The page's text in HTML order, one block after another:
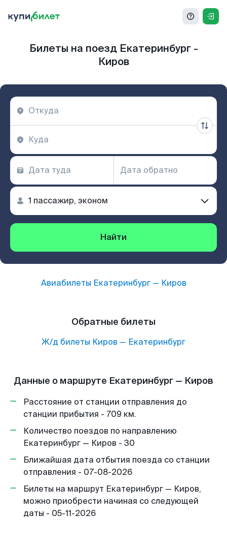
Билеты на поезд Екатеринбург -
Киров
Найти
Авиабилеты Екатеринбург— Киров
Обратные билеты
Ж/д билеты Киров — Екатеринбург
Данные о маршруте Екатеринбург — Киров
Расстояние от станции отправления до
станции прибытия - 709 км.
Количество поездов по направлению
Екатеринбург — Киров - 30
Ближайшая дата отбытия поезда со станции
отправления - 07-08-2026
Билеты на маршрут Екатеринбург — Киров,
можно приобрести начиная со следующей
даты - 05-11-2026